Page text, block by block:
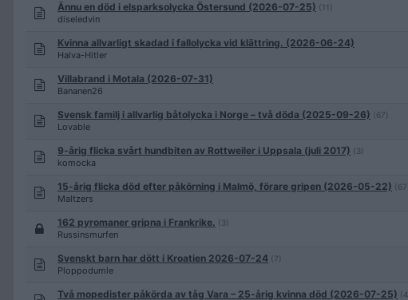
Ännu en död i elsparksolycka Östersund (2026-07-25) (11)
diseledvin
Kvinna allvarligt skadad i fallolycka vid klättring. (2026-06-24)
Halva-Hitler
Villabrand i Motala (2026-07-31)
Bananen26
Svensk familj i allvarlig båtolycka i Norge – två döda (2025-09-26) (67)
Lovable
9-årig flicka svårt hundbiten av Rottweiler i Uppsala (juli 2017) (3)
komocka
15-årig flicka död efter påkörning i Malmö, förare gripen (2026-05-22) (67)
Maltzers
162 pyromaner gripna i Frankrike. (3)
Russinsmurfen
Svenskt barn har dött i Kroatien 2026-07-24 (7)
Ploppodumle
Två mopedister påkörda av tåg Vara – 25-årig kvinna död (2026-07-25) (4)